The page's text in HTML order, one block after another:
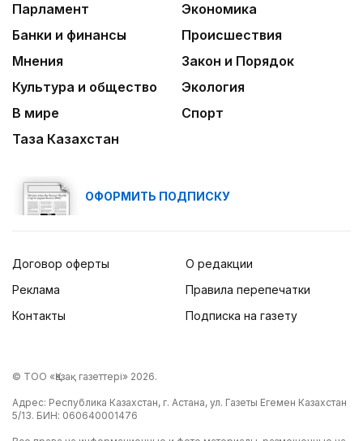
Парламент
Экономика
Банки и финансы
Происшествия
Мнения
Закон и Порядок
Культура и общество
Экология
В мире
Спорт
Таза Казахстан
ОФОРМИТЬ ПОДПИСКУ
Договор оферты
Реклама
Контакты
О редакции
Правила перепечатки
Подписка на газету
© ТОО «Қазақ газеттері» 2026.
Адрес: Республика Казахстан, г. Астана, ул. Газеты Егемен Казахстан
5/13. БИН: 060640001476